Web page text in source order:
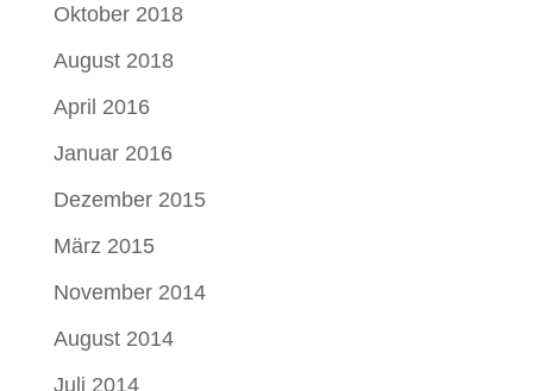
Oktober 2018
August 2018
April 2016
Januar 2016
Dezember 2015
März 2015
November 2014
August 2014
Juli 2014